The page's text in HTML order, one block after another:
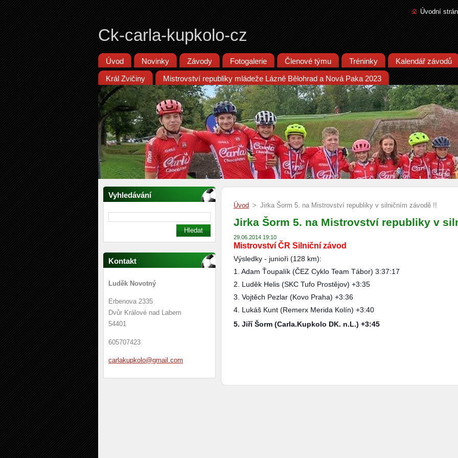
Úvodní
Ck-carla-kupkolo-cz
Úvod Novinky Závody Fotogalerie Členové týmu Tréninky Kalendář závodů
Král Zvičiny Mistrovství republiky mládeže Lázně Bělohrad a Nová Paka 2023
Vyhledávání
Kontakt
Luděk Novotný
Erbenova 2335
Dvůr Králové nad Labem
54401
605707423
carlakupkolo@gmail.com
Úvod > Jirka Šorm 5. na Mistrovství republiky v silničním závodě !!
Jirka Šorm 5. na Mistrovství republiky v
29.06.2014 19:10
Mistrovství ČR Silniční závod
Výsledky - junioři (128 km):
1. Adam Ťoupalík (ČEZ Cyklo Team Tábor) 3:37:17
2. Luděk Helis (SKC Tufo Prostějov) +3:35
3. Vojtěch Pezlar (Kovo Praha) +3:36
4. Lukáš Kunt (Remerx Merida Kolín) +3:40
5. Jiří Šorm (Carla.Kupkolo DK. n.L.) +3:45